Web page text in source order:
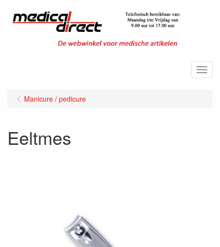
Menu
Manicure / pedicure
Eeltmes